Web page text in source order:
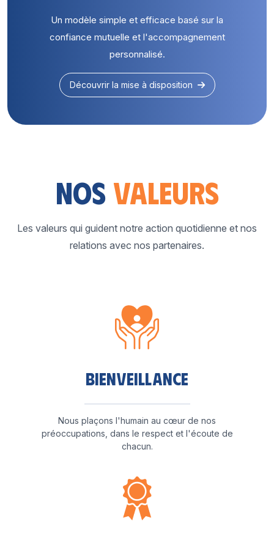
Un modèle simple et efficace basé sur la
confiance mutuelle et l'accompagnement
personnalisé.
Découvrir la mise à disposition
Nos valeurs
Les valeurs qui guident notre action quotidienne et nos
relations avec nos partenaires.
Bienveillance
Nous plaçons l'humain au cœur de nos
préoccupations, dans le respect et l'écoute de
chacun.